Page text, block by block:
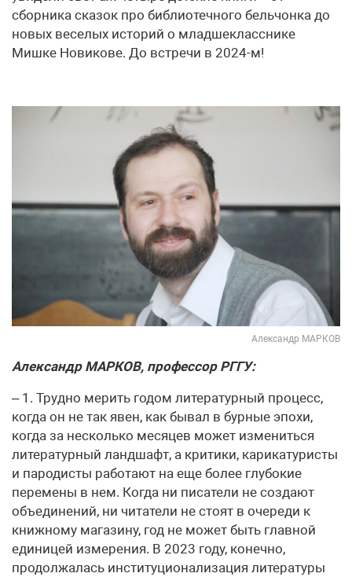
сборника сказок про библиотечного бельчонка до
новых веселых историй о младшекласснике
Мишке Новикове. До встречи в 2024-м!
Александр МАРКОВ
Александр МАРКОВ, профессор РГГУ:
– 1. Трудно мерить годом литературный процесс,
когда он не так явен, как бывал в бурные эпохи,
когда за несколько месяцев может измениться
литературный ландшафт, а критики, карикатуристы
и пародисты работают на еще более глубокие
перемены в нем. Когда ни писатели не создают
объединений, ни читатели не стоят в очереди к
книжному магазину, год не может быть главной
единицей измерения. В 2023 году, конечно,
продолжалась институционализация литературы